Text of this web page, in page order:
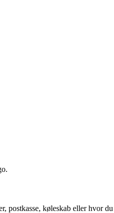
postkasse, køleskab eller hvor du